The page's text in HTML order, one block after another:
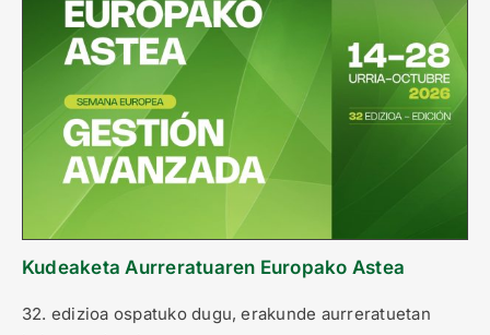
Kudeaketa Aurreratuaren Europako Astea
32. edizioa ospatuko dugu, erakunde aurreratuetan